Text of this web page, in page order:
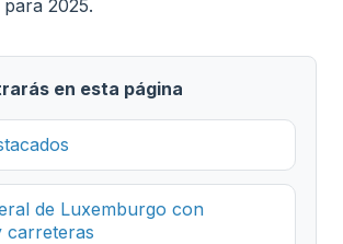
2025.
en esta página
de Luxemburgo con
carreteras